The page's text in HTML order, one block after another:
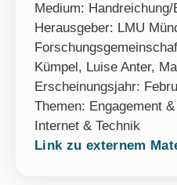
Medium:
Herausgeber: LMU
Kümpel, Luise Anter,
Erscheinungsjahr:
Themen: Engagement
Internet & Technik
Link zu externem